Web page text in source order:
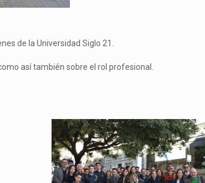
de la Universidad Siglo 21.
así también sobre el rol profesional.